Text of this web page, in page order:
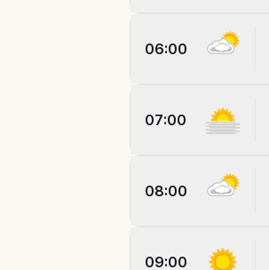
06:00
07:00
08:00
09:00